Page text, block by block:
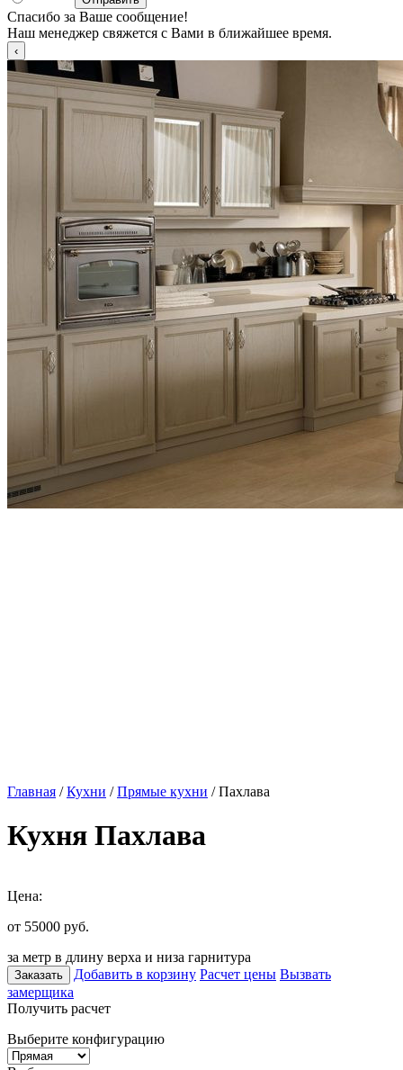
Спасибо за Ваше сообщение!
Наш менеджер свяжется с Вами в ближайшее время.
Главная /Кухни /Прямые кухни / Пахлава
Кухня Пахлава
Цена:
от 55000 руб.
за метр в длину верха и низа гарнитура
Заказать Добавить в корзину Расчет цены Вызвать
замерщика
Получить расчет
Выберите конфигурацию